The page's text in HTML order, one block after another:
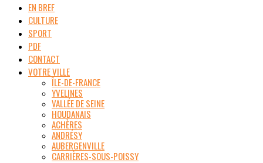
EN BREF
CULTURE
SPORT
PDF
CONTACT
VOTRE VILLE
ÎLE-DE-FRANCE
YVELINES
VALLÉE DE SEINE
HOUDANAIS
ACHÈRES
ANDRÉSY
AUBERGENVILLE
CARRIÈRES-SOUS-POISSY